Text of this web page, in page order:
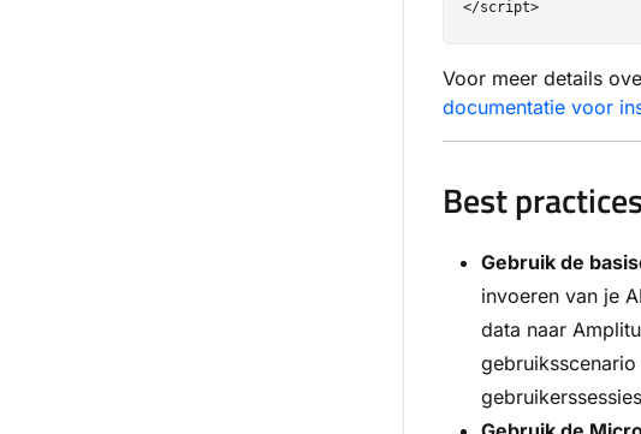
Voor meer details
documentatie voor
Best practices
Gebruik de
invoeren van je
data naar